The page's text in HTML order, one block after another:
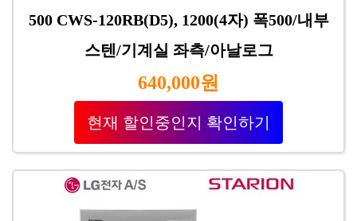
500 CWS-120RB(D5), 1200(4자) 폭500/내부
스텐/기계실 좌측/아날로그
640,000원
현재 할인중인지 확인하기